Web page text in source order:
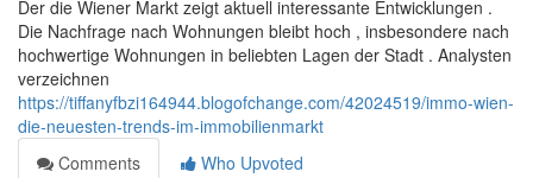
Der die Wiener Markt zeigt aktuell interessante Entwicklungen .
Die Nachfrage nach Wohnungen bleibt hoch , insbesondere nach
hochwertige Wohnungen in beliebten Lagen der Stadt . Analysten
verzeichnen
https://tiffanyfbzi164944.blogofchange.com/42024519/immo-wien-
die-neuesten-trends-im-immobilienmarkt
Comments
Who Upvoted